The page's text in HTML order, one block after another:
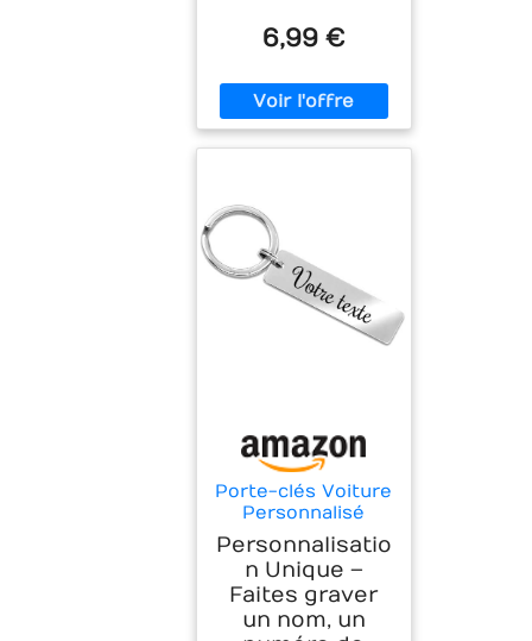
6,99 €
Porte-clés Voiture
Personnalisé
Gravé avec Texte
en inox métal
argent, or jaune
ou or rose
Personnalisatio
n Unique –
Faites graver
un nom, un